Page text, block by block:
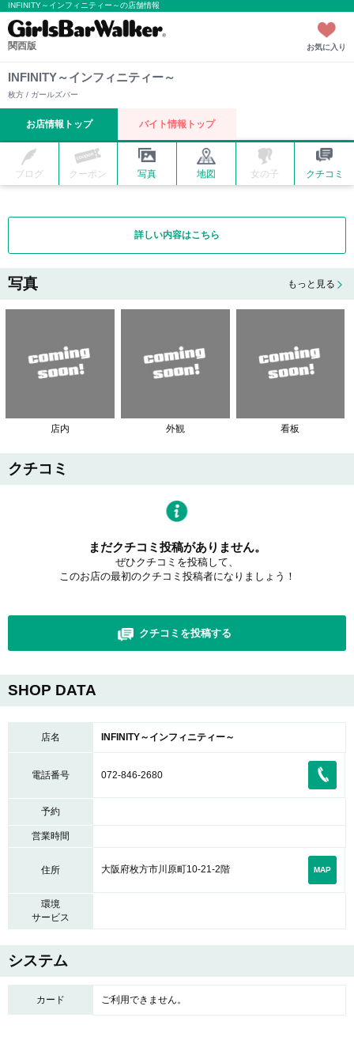
INFINITY～インフィニティー～の店舗情報
関西版 お気に入り
INFINITY～インフィニティー～
枚方 / ガールズバー
お店情報トップ バイト情報トップ
ブログ クーポン 写真 地図 女の子 クチコミ
詳しい内容はこちら
写真 もっと見る
店内 外観 看板
クチコミ
まだクチコミ投稿がありません。
ぜひクチコミを投稿して、
このお店の最初のクチコミ投稿者になりましょう！
クチコミを投稿する
SHOP DATA
店名 INFINITY～インフィニティー～
電話番号 072-846-2680
予約
営業時間
住所 大阪府枚方市川原町10‐21-2階 MAP
環境
サービス
システム
カード ご利用できません。